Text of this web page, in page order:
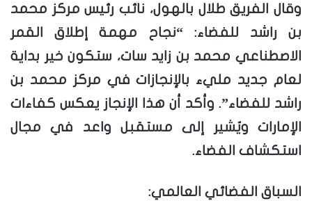
وقال الفريق طلال بالهول، نائب رئيس مركز محمد
بن راشد للفضاء: “نجاح مهمة إطلاق القمر
الاصطناعي محمد بن زايد سات، ستكون خير بداية
لعام جديد مليء بالإنجازات في مركز محمد بن
راشد للفضاء”. وأكد أن هذا الإنجاز يعكس كفاءات
الإمارات ويُشير إلى مستقبل واعد في مجال
استكشاف الفضاء.
السباق الفضائي العالمي: